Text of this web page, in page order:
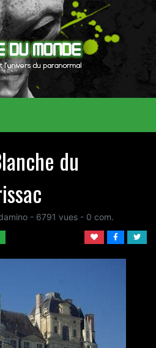
du
- 6791 vues - 0 com.